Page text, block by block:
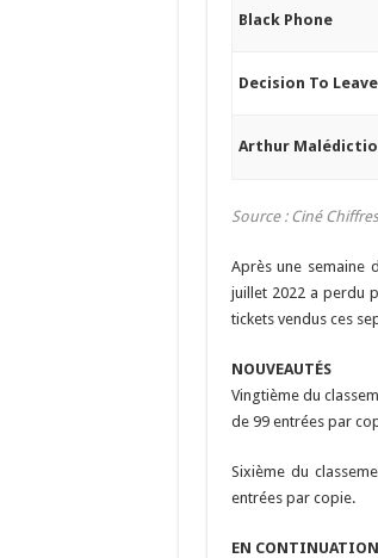
Black Phone
Decision To Leave
Arthur
Source : Ciné
Après une semaine
juillet 2022 a perdu
tickets vendus ces
NOUVEAUTÉS
Vingtième du
de 99 entrées par
Sixième du
entrées par copie.
EN CONTINUATION